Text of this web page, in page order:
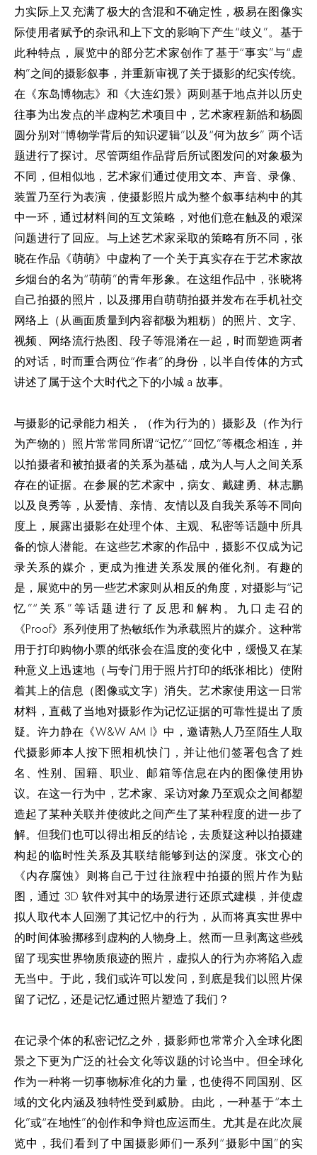
力实际上又充满了极大的含混和不确定性，极易在图像实
际使用者赋予的杂讯和上下文的影响下产生“歧义”。基于
此种特点，展览中的部分艺术家创作了基于“事实”与“虚
构”之间的摄影叙事，并重新审视了关于摄影的纪实传统。
在《东岛博物志》和《大连幻景》两则基于地点并以历史
往事为出发点的半虚构艺术项目中，艺术家程新皓和杨圆
圆分别对“博物学背后的知识逻辑”以及“何为故乡” 两个话
题进行了探讨。尽管两组作品背后所试图发问的对象极为
不同，但相似地，艺术家们通过使用文本、声音、录像、
装置乃至行为表演，使摄影照片成为整个叙事结构中的其
中一环，通过材料间的互文策略，对他们意在触及的艰深
问题进行了回应。与上述艺术家采取的策略有所不同，张
晓在作品《萌萌》中虚构了一个关于真实存在于艺术家故
乡烟台的名为“萌萌”的青年形象。在这组作品中，张晓将
自己拍摄的照片，以及挪用自萌萌拍摄并发布在手机社交
网络上（从画面质量到内容都极为粗粝）的照片、文字、
视频、网络流行热图、段子等混淆在一起，时而塑造两者
的对话，时而重合两位“作者”的身份，以半自传体的方式
讲述了属于这个大时代之下的小城 a 故事。
与摄影的记录能力相关，（作为行为的）摄影及（作为行
为产物的）照片常常同所谓“记忆”“回忆”等概念相连，并
以拍摄者和被拍摄者的关系为基础，成为人与人之间关系
存在的证据。在参展的艺术家中，病女、戴建勇、林志鹏
以及良秀等，从爱情、亲情、友情以及自我关系等不同向
度上，展露出摄影在处理个体、主观、私密等话题中所具
备的惊人潜能。在这些艺术家的作品中，摄影不仅成为记
录关系的媒介，更成为推进关系发展的催化剂。有趣的
是，展览中的另一些艺术家则从相反的角度，对摄影与“记
忆”“关系”等话题进行了反思和解构。九口走召的
《Proof》系列使用了热敏纸作为承载照片的媒介。这种常
用于打印购物小票的纸张会在温度的变化中，缓慢又在某
种意义上迅速地（与专门用于照片打印的纸张相比）使附
着其上的信息（图像或文字）消失。艺术家使用这一日常
材料，直截了当地对摄影作为记忆证据的可靠性提出了质
疑。许力静在《W&W AM I》中，邀请熟人乃至陌生人取
代摄影师本人按下照相机快门，并让他们签署包含了姓
名、性别、国籍、职业、邮箱等信息在内的图像使用协
议。在这一行为中，艺术家、采访对象乃至观众之间都塑
造起了某种关联并使彼此之间产生了某种程度的进一步了
解。但我们也可以得出相反的结论，去质疑这种以拍摄建
构起的临时性关系及其联结能够到达的深度。张文心的
《内存腐蚀》则将自己于过往旅程中拍摄的照片作为贴
图，通过 3D 软件对其中的场景进行还原式建模，并使虚
拟人取代本人回溯了其记忆中的行为，从而将真实世界中
的时间体验挪移到虚构的人物身上。然而一旦剥离这些残
留了现实世界物质痕迹的照片，虚拟人的行为亦将陷入虚
无当中。于此，我们或许可以发问，到底是我们以照片保
留了记忆，还是记忆通过照片塑造了我们？
在记录个体的私密记忆之外，摄影师也常常介入全球化图
景之下更为广泛的社会文化等议题的讨论当中。但全球化
作为一种将一切事物标准化的力量，也使得不同国别、区
域的文化内涵及独特性受到威胁。由此，一种基于“本土
化”或“在地性”的创作和争辩也应运而生。尤其是在此次展
览中，我们看到了中国摄影师们一系列“摄影中国”的实